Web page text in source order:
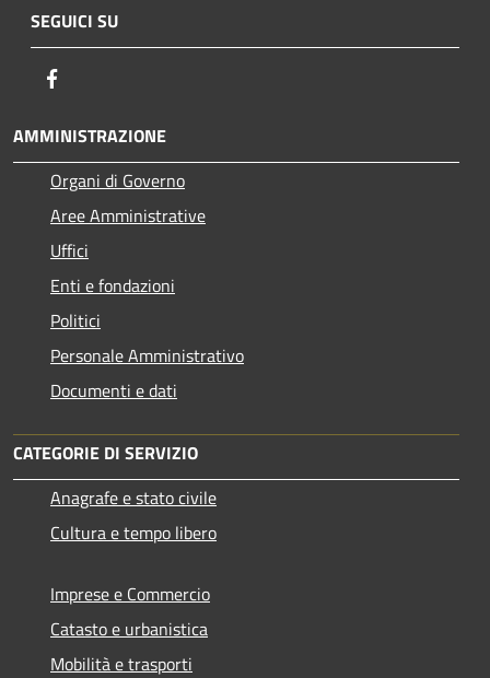
SEGUICI SU
AMMINISTRAZIONE
Organi di Governo
Aree Amministrative
Uffici
Enti e fondazioni
Politici
Personale Amministrativo
Documenti e dati
CATEGORIE DI SERVIZIO
Anagrafe e stato civile
Cultura e tempo libero
Imprese e Commercio
Catasto e urbanistica
Mobilità e trasporti